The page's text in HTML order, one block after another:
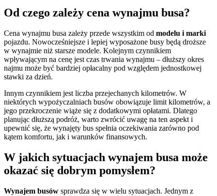
Od czego zależy cena wynajmu busa?
Cena wynajmu busa zależy przede wszystkim od modelu i marki
pojazdu. Nowocześniejsze i lepiej wyposażone busy będą droższe
w wynajmie niż starsze modele. Kolejnym czynnikiem
wpływającym na cenę jest czas trwania wynajmu – dłuższy okres
najmu może być bardziej opłacalny pod względem jednostkowej
stawki za dzień.
Innym czynnikiem jest liczba przejechanych kilometrów. W
niektórych wypożyczalniach busów obowiązuje limit kilometrów, a
jego przekroczenie wiąże się z dodatkowymi opłatami. Dlatego
planując dłuższą podróż, warto zwrócić uwagę na ten aspekt i
upewnić się, że wynajęty bus spełnia oczekiwania zarówno pod
kątem komfortu, jak i warunków finansowych.
W jakich sytuacjach wynajem busa może
okazać się dobrym pomysłem?
Wynajem busów sprawdza się w wielu sytuacjach. Jednym z